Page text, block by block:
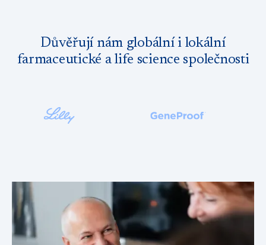
Důvěřují nám globální i lokální
farmaceutické a life science společnosti